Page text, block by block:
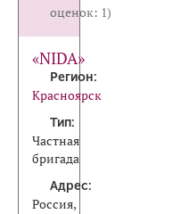
оценок: 1)
«NIDA»
Регион:
Красноярск
Тип:
Частная
бригада
Адрес:
Россия,